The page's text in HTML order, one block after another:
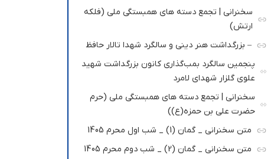
سخنرانی | تجمع دسته های همبستگی ملی (فلکه
ارتش)
– بزرگداشت هنر دینی و سالگرد شهدا تالار حافظ
پنجمین سالگرد بمب‌گذاری کانون بزرگداشت شهید
علوی گلزار شهدای لامرد
سخنرانی | تجمع دسته های همبستگی ملی (حرم
حضرت علی بن حمزه(ع))
متن سخنرانی _ گمان (1) _ شب اول محرم 1405
متن سخنرانی _ گمان (2) _ شب دوم محرم 1405